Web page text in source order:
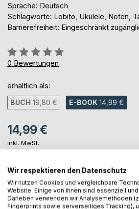
Sprache: Deutsch
Schlagworte: Lobito, Ukulele, Noten,
Barrierefreiheit: Eingeschränkt
Bewertung::
0%
0 Bewertungen
erhältlich als:
BUCH 19,80 € E-BOOK 14,99 €
14,99 €
inkl. MwSt.
sofort verfügbar als Download
IN DEN
Wir respektieren den Datenschutz
Wir nutzen Cookies und vergleichbare
Website. Einige von ihnen sind essenziell
Daneben verwenden wir Analysemethoden
Fingerprints sowie serverseitiges Tracking),